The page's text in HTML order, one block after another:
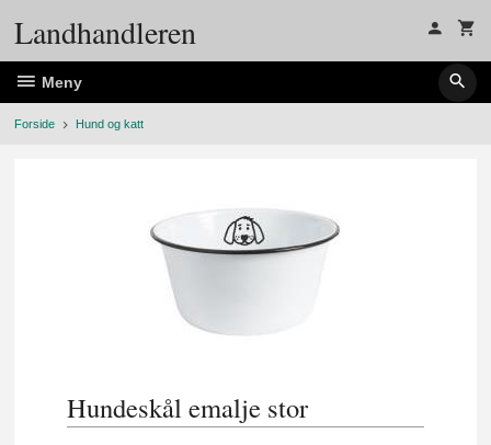
Landhandleren
Meny
Forside Hund og katt
Hundeskål emalje stor